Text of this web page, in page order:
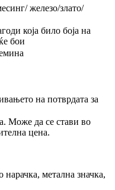
железо/злато/
која било боја на
бои
на потврдата за
Може да се стави во
цена.
нарачка, метална значка,